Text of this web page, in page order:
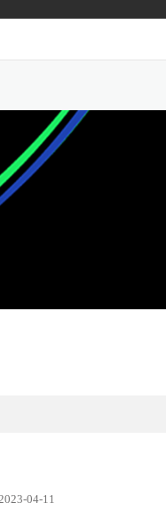
04-11